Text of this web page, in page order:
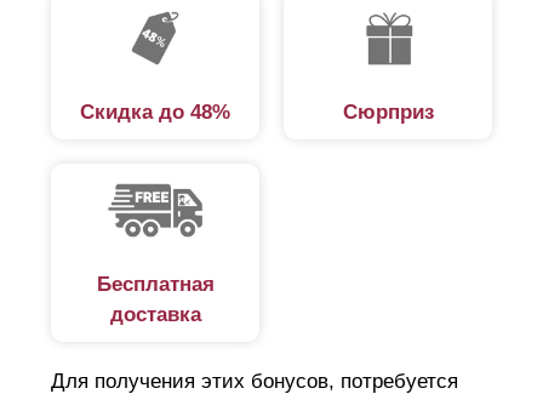
Скидка до 48% Сюрприз
Бесплатная
доставка
Для получения этих бонусов, потребуется